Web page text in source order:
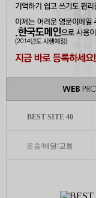
BEST SITE 40
운송/배달/교통